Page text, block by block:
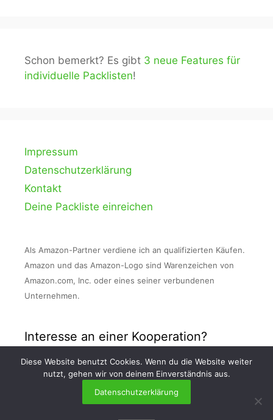
Schon bemerkt? Es gibt 3 neue Features für
individuelle Packlisten!
Impressum
Datenschutzerklärung
Kontakt
Deine Packliste einreichen
Als Amazon-Partner verdiene ich an qualifizierten Käufen.
Amazon und das Amazon-Logo sind Warenzeichen von
Amazon.com, Inc. oder eines seiner verbundenen
Unternehmen.
Interesse an einer Kooperation?
Nimm Kontakt zu mir auf und schreibe mir
eine E-Mail an info [at] packlisten . org!
Diese Website benutzt Cookies. Wenn du die Website weiter
nutzt, gehen wir von deinem Einverständnis aus.
Datenschutzerklärung